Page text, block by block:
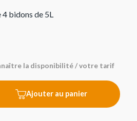
4 bidons de 5L
la disponibilité / votre tarif
Ajouter au panier